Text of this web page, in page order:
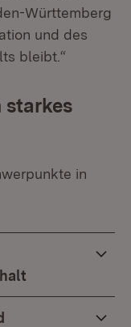
Württemberg
und des
bleibt.“
starkes
in